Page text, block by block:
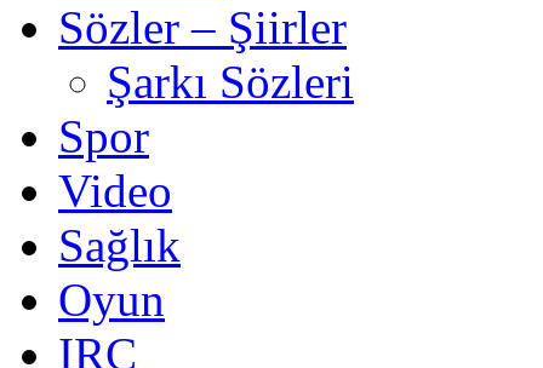
Sözler – Şiirler
Şarkı Sözleri
Spor
Video
Sağlık
Oyun
IRC